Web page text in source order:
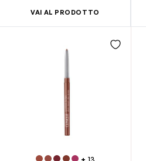
VAI AL PRODOTTO